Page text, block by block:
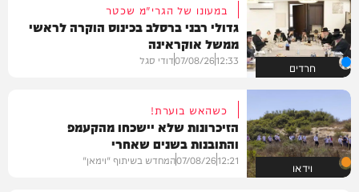
חרדים
במעונו של הגרי"מ שכטר
גדולי רבני ברסלב בכינוס הוקרה לראשי
ממשל אוקראינה
12:33
07/08/26דודי סגל
וידאו
כשהאש בוערת!
הזיכרונות שלא יישכחו מהקעמפ
והתובנות בשנים שאחרי
12:21
07/08/26המחדש בשיתוף "וימאן"